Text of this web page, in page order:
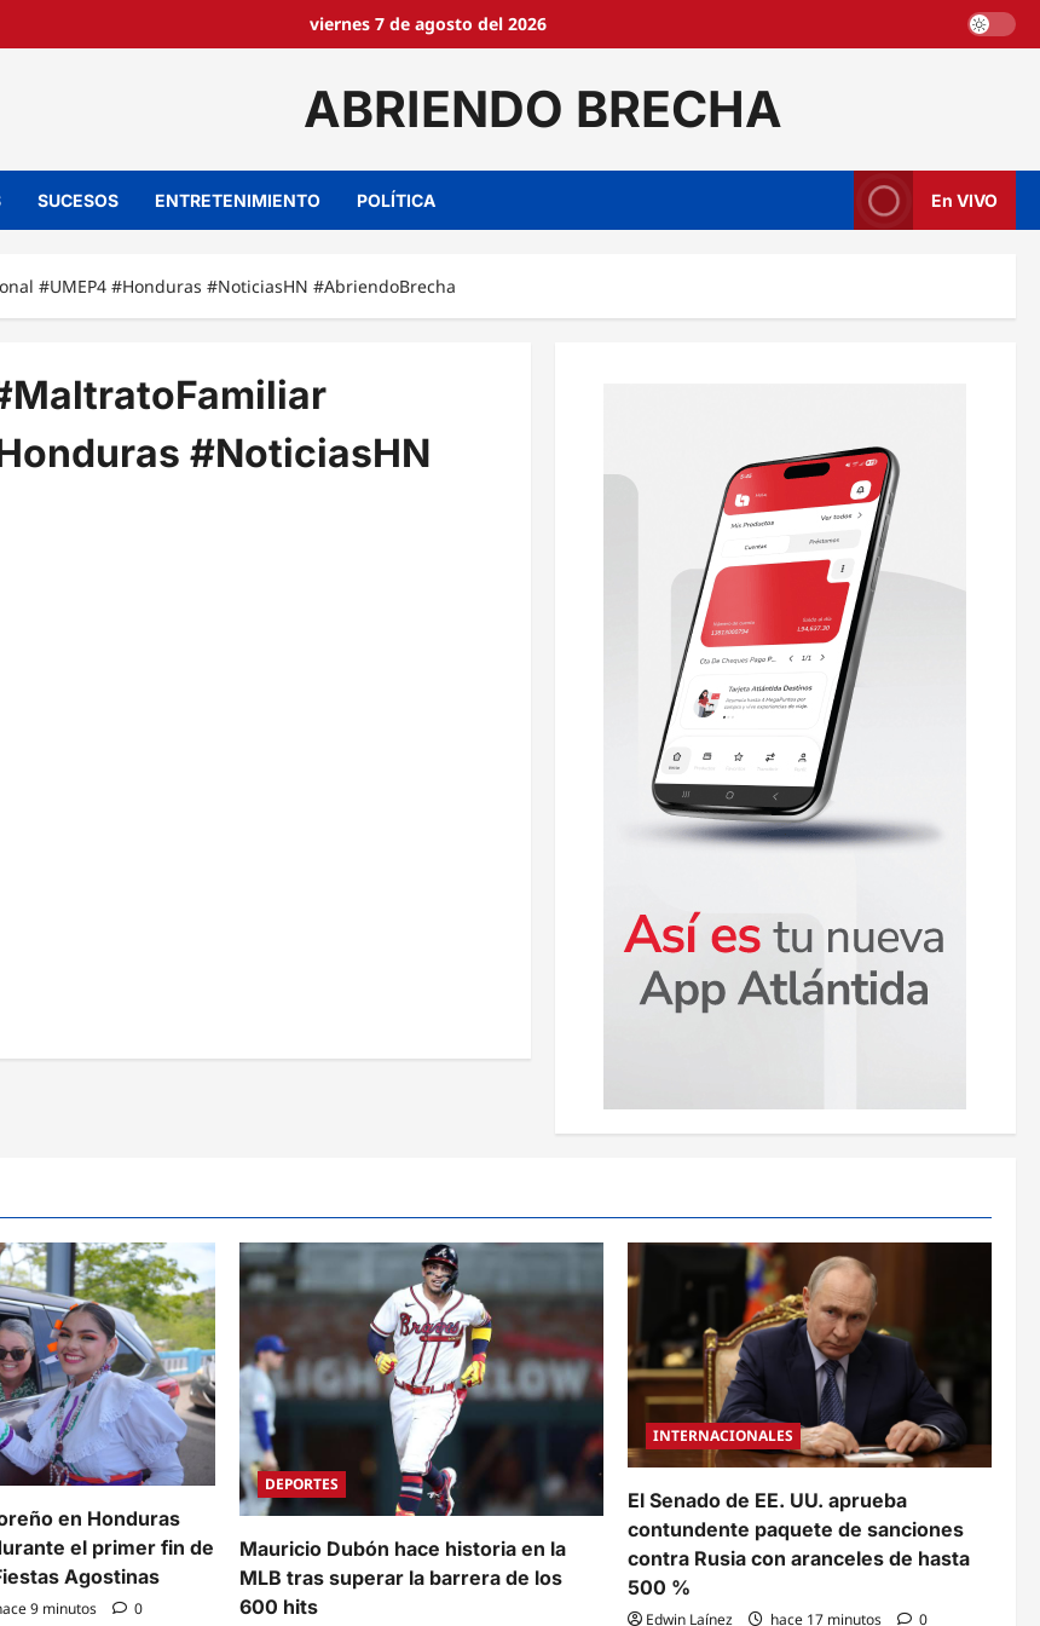
viernes 7 de agosto del 2026
ABRIENDO BRECHA
SUCESOS ENTRETENIMIENTO POLÍTICA En VIVO
#UMEP4 #Honduras #NoticiasHN #AbriendoBrecha
#NoticiasHN
en Honduras
el primer fin de
Agostinas
9 minutos 0
DEPORTES
Mauricio Dubón hace historia en la
MLB tras superar la barrera de los
600 hits
INTERNACIONALES
El Senado de EE. UU. aprueba
contundente paquete de sanciones
contra Rusia con aranceles de hasta
500 %
Edwin Laínez hace 17 minutos 0